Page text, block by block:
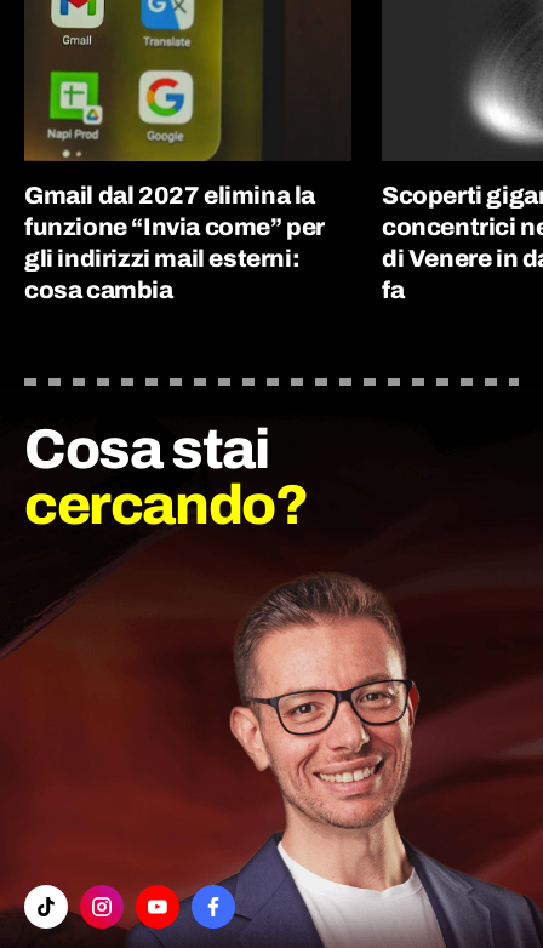
Gmail dal 2027 elimina la
funzione “Invia come” per
gli indirizzi mail esterni:
cosa cambia
Scoperti
concentrici
di Venere in
fa
Cosa stai
cercando?